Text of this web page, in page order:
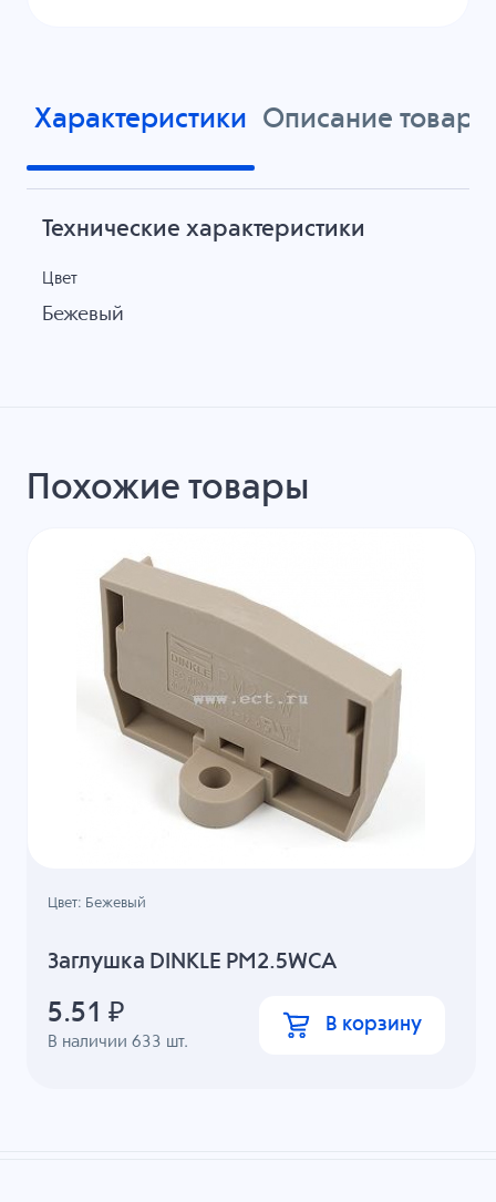
Характеристики Описание товара
Технические характеристики
Цвет
Бежевый
Похожие товары
Заглушка DINKLE PM2.5WCA
В наличии633 шт.
Цвет: Бежевый
5.51 ₽ В корзину